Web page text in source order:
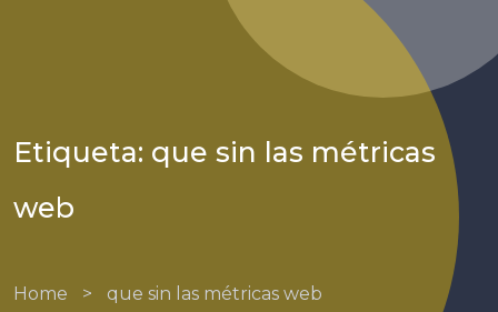
Etiqueta: que sin las métricas
web
Home > que sin las métricas web